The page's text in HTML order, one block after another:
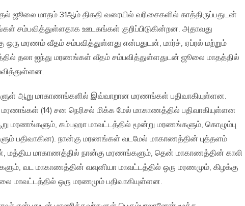
ஜூலை மாதம் 31ஆம் திகதி வரையில் வரிசைகளில் காத்திருப்பதுடன்
சம்பவித்துள்ளதாக ஊடகங்கள் குறிப்பிடுகின்றன. அதாவது
ஒரு மரணம் வீதம் சம்பவித்துள்ளது என்பதுடன், மார்ச், ஏப்ரல் மற்றும்
தலா ஐந்து மரணங்கள் வீதம் சம்பவித்துள்ளதுடன் ஜூலை மாதத்தில்
ஆறு மாகாணங்களில் இவ்வாறான மரணங்கள் பதிவாகியுள்ளன.
மரணங்கள் (14) சன நெரிசல் மிக்க மேல் மாகாணத்தில் பதிவாகியுள்ளன
மரணங்களும், கம்பஹா மாவட்டத்தில் மூன்று மரணங்களும், கொழும்பு
பதிவாகின). நான்கு மரணங்கள் வடமேல் மாகாணத்தின் புத்தளம்
மத்திய மாகாணத்தில் நான்கு மரணங்களும், தென் மாகாணத்தின் காலி
வட மாகாணத்தின் வவுனியா மாவட்டத்தில் ஒரு மரணமும், கிழக்கு
மாவட்டத்தில் ஒரு மரணமும் பதிவாகியுள்ளன.